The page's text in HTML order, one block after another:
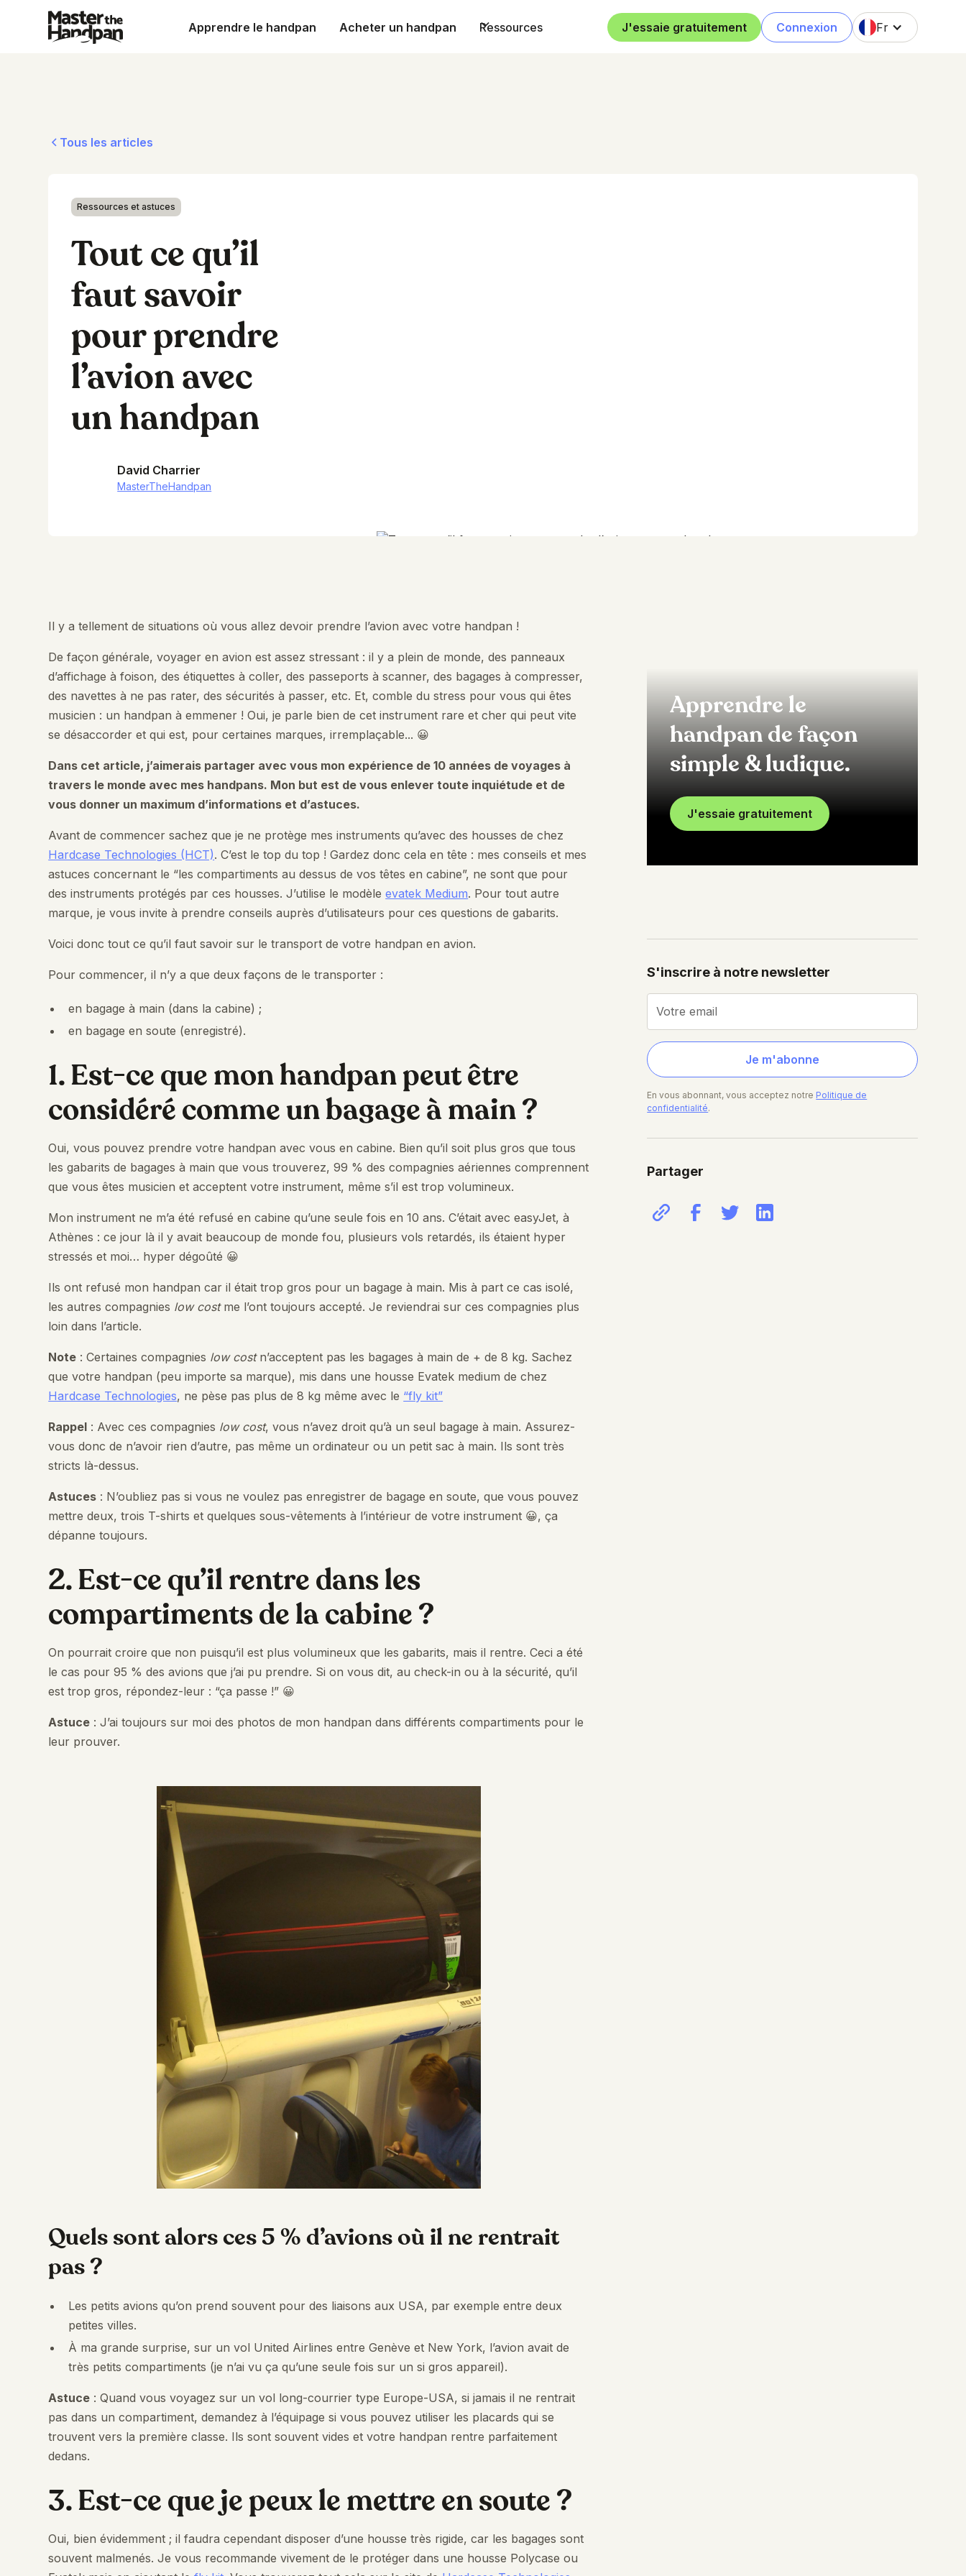
Apprendre le handpan Acheter un handpan Ressources J'essaie gratuitement Connexion Fr
Tous les articles
Ressources et astuces
Tout ce qu’il
faut savoir
pour prendre
l’avion avec
un handpan
David Charrier
MasterTheHandpan
Il y a tellement de situations où vous allez devoir prendre l’avion avec votre handpan !
De façon générale, voyager en avion est assez stressant : il y a plein de monde, des panneaux
d’affichage à foison, des étiquettes à coller, des passeports à scanner, des bagages à compresser,
des navettes à ne pas rater, des sécurités à passer, etc. Et, comble du stress pour vous qui êtes
musicien : un handpan à emmener ! Oui, je parle bien de cet instrument rare et cher qui peut vite
se désaccorder et qui est, pour certaines marques, irremplaçable... 😀
Dans cet article, j’aimerais partager avec vous mon expérience de 10 années de voyages à
travers le monde avec mes handpans. Mon but est de vous enlever toute inquiétude et de
vous donner un maximum d’informations et d’astuces.
Avant de commencer sachez que je ne protège mes instruments qu’avec des housses de chez
Hardcase Technologies (HCT). C’est le top du top ! Gardez donc cela en tête : mes conseils et mes
astuces concernant le “les compartiments au dessus de vos têtes en cabine”, ne sont que pour
des instruments protégés par ces housses. J’utilise le modèleevatek Medium. Pour tout autre
marque, je vous invite à prendre conseils auprès d’utilisateurs pour ces questions de gabarits.
Voici donc tout ce qu’il faut savoir sur le transport de votre handpan en avion.
Pour commencer, il n’y a que deux façons de le transporter :
en bagage à main (dans la cabine) ;
en bagage en soute (enregistré).
1. Est-ce que mon handpan peut être
considéré comme un bagage à main ?
Oui, vous pouvez prendre votre handpan avec vous en cabine. Bien qu’il soit plus gros que tous
les gabarits de bagages à main que vous trouverez, 99 % des compagnies aériennes comprennent
que vous êtes musicien et acceptent votre instrument, même s’il est trop volumineux.
Mon instrument ne m’a été refusé en cabine qu’une seule fois en 10 ans. C’était avec easyJet, à
Athènes : ce jour là il y avait beaucoup de monde fou, plusieurs vols retardés, ils étaient hyper
stressés et moi… hyper dégoûté 😀
Ils ont refusé mon handpan car il était trop gros pour un bagage à main. Mis à part ce cas isolé,
les autres compagnies low costme l’ont toujours accepté. Je reviendrai sur ces compagnies plus
loin dans l’article.
Note : Certaines compagnies low costn’acceptent pas les bagages à main de + de 8 kg. Sachez
que votre handpan (peu importe sa marque), mis dans une housse Evatek medium de chez
Hardcase Technologies, ne pèse pas plus de 8 kg même avec le “fly kit”
Rappel : Avec ces compagnies low cost, vous n’avez droit qu’à un seul bagage à main. Assurez-
vous donc de n’avoir rien d’autre, pas même un ordinateur ou un petit sac à main. Ils sont très
stricts là-dessus.
Astuces : N’oubliez pas si vous ne voulez pas enregistrer de bagage en soute, que vous pouvez
mettre deux, trois T-shirts et quelques sous-vêtements à l’intérieur de votre instrument 😀, ça
dépanne toujours.
2. Est-ce qu’il rentre dans les
compartiments de la cabine ?
On pourrait croire que non puisqu’il est plus volumineux que les gabarits, mais il rentre. Ceci a été
le cas pour 95 % des avions que j’ai pu prendre. Si on vous dit, au check-in ou à la sécurité, qu’il
est trop gros, répondez-leur : “ça passe !” 😀
Astuce : J’ai toujours sur moi des photos de mon handpan dans différents compartiments pour le
leur prouver.
Quels sont alors ces 5 % d’avions où il ne rentrait
pas ?
Les petits avions qu’on prend souvent pour des liaisons aux USA, par exemple entre deux
petites villes.
À ma grande surprise, sur un vol United Airlines entre Genève et New York, l’avion avait de
très petits compartiments (je n’ai vu ça qu’une seule fois sur un si gros appareil).
Astuce : Quand vous voyagez sur un vol long-courrier type Europe-USA, si jamais il ne rentrait
pas dans un compartiment, demandez à l’équipage si vous pouvez utiliser les placards qui se
trouvent vers la première classe. Ils sont souvent vides et votre handpan rentre parfaitement
dedans.
3. Est-ce que je peux le mettre en soute ?
Oui, bien évidemment ; il faudra cependant disposer d’une housse très rigide, car les bagages sont
souvent malmenés. Je vous recommande vivement de le protéger dans une housse Polycase ou
Apprendre le
handpan de façon
simple & ludique.
J'essaie gratuitement
S'inscrire à notre newsletter
En vous abonnant, vous acceptez notre Politique de
confidentialité.
Partager